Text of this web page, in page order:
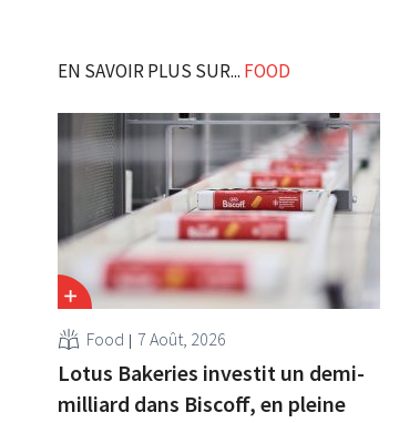
EN SAVOIR PLUS SUR... FOOD
Food 7 Août, 2026
Lotus Bakeries investit un demi-
milliard dans Biscoff, en pleine